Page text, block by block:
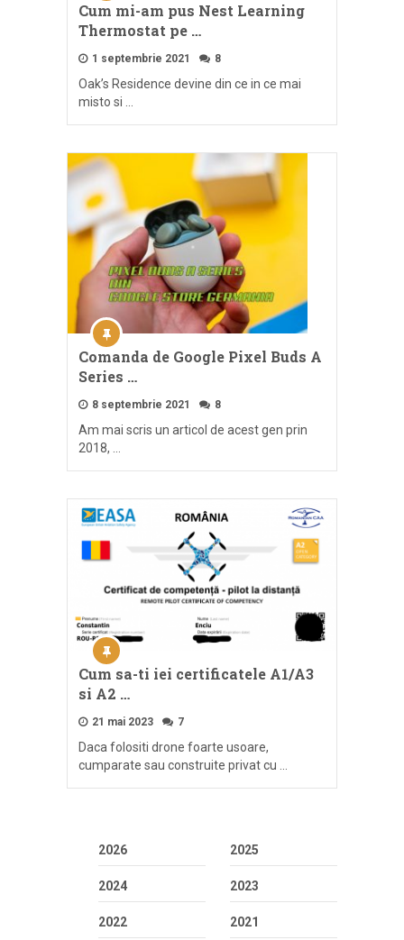
Cum mi-am pus Nest Learning
Thermostat pe …
1 septembrie 2021 8
Oak’s Residence devine din ce in ce mai
misto si …
Comanda de Google Pixel Buds A
Series …
8 septembrie 2021 8
Am mai scris un articol de acest gen prin
2018, …
Cum sa-ti iei certificatele A1/A3
si A2 …
21 mai 2023 7
Daca folositi drone foarte usoare,
cumparate sau construite privat cu …
2026 2025
2024 2023
2022 2021